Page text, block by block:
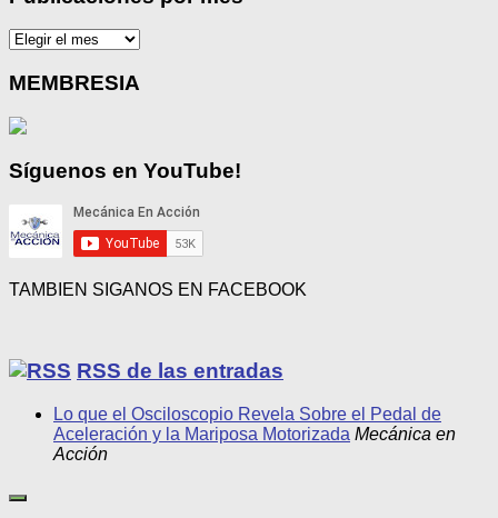
Publicaciones
mes
MEMBRESIA
Síguenos en YouTube!
TAMBIEN SIGANOS EN FACEBOOK
RSS de las entradas
Lo que el Osciloscopio Revela Sobre el Pedal de
Aceleración y la Mariposa Motorizada Mecánica en
Acción